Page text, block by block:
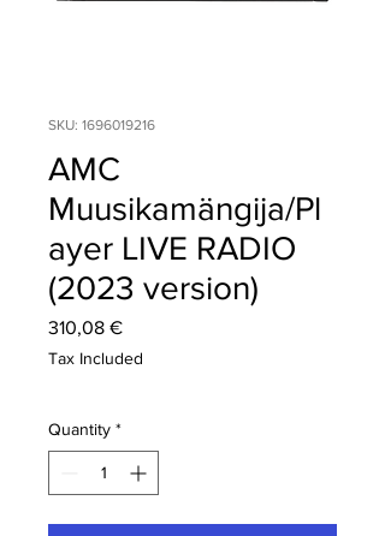
SKU: 1696019216
AMC
Muusikamängija/Pl
ayer LIVE RADIO
(2023 version)
310,08 €Price
Tax Included
Quantity *